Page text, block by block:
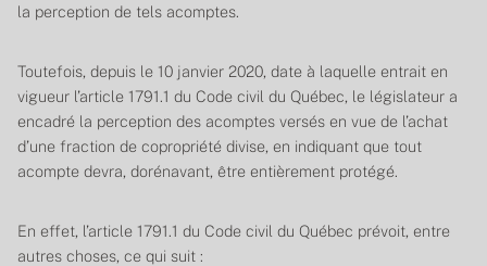
la perception de tels acomptes.
Toutefois, depuis le 10 janvier 2020, date à laquelle entrait en
vigueur l’article 1791.1 du Code civil du Québec, le législateur a
encadré la perception des acomptes versés en vue de l’achat
d’une fraction de copropriété divise, en indiquant que tout
acompte devra, dorénavant, être entièrement protégé.
En effet, l’article 1791.1 du Code civil du Québec prévoit, entre
autres choses, ce qui suit :